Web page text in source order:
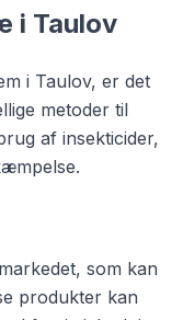
i Taulov
i Taulov, er det
metoder til
af insekticider,
som kan
produkter kan